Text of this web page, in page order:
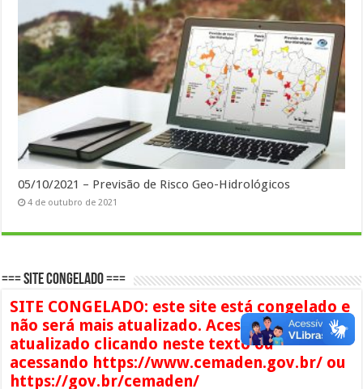
05/10/2021 – Previsão de Risco Geo-Hidrológicos
4 de outubro de 2021
=== SITE CONGELADO ===
SITE CONGELADO: este site está congelado e
não será mais atualizado. Acesse o conteúdo
atualizado clicando neste texto ou
acessando https://www.cemaden.gov.br/ ou
https://gov.br/cemaden/